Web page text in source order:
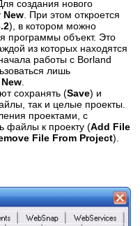
создания нового
New . При этом откроется
), в котором можно
программы объект. Это
из которых находятся
работы с Borland
лишь
New
сохранять (Save) и
так и целые проекты.
проектами, с
файлы к проекту (Add File
File From Project).